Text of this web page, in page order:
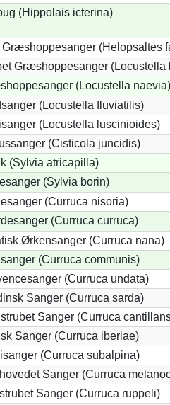
(Hippolais icterina)
Græshoppesanger (Helopsaltes
Græshoppesanger (Locustella
(Locustella naevia)
(Locustella fluviatilis)
(Locustella luscinioides)
(Cisticola juncidis)
(Sylvia atricapilla)
(Sylvia borin)
(Curruca nisoria)
(Curruca curruca)
Ørkensanger (Curruca nana)
(Curruca communis)
(Curruca undata)
Sanger (Curruca sarda)
Sanger (Curruca
Sanger (Curruca iberiae)
(Curruca subalpina)
Sanger (Curruca
Sanger (Curruca ruppeli)